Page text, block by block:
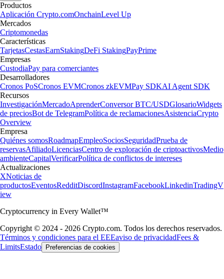
Productos
Aplicación Crypto.comOnchainLevel Up
Mercados
Criptomonedas
Características
TarjetasCestasEarnStakingDeFi StakingPayPrime
Empresas
CustodiaPay para comerciantes
Desarrolladores
Cronos PoSCronos EVMCronos zkEVMPay SDKAI Agent SDK
Recursos
InvestigaciónMercadoAprenderConversor BTC/USDGlosarioWidgets
de preciosBot de TelegramPolítica de reclamacionesAsistenciaCrypto
Overview
Empresa
Quiénes somosRoadmapEmpleoSociosSeguridadPrueba de
reservasAfiliadoLicenciasCentro de exploración de criptoactivosMedio
ambienteCapitalVerificarPolítica de conflictos de intereses
Actualizaciones
XNoticias de
productosEventosRedditDiscordInstagramFacebookLinkedinTradingV
iew
Cryptocurrency in Every Wallet™
Copyright © 2024 - 2026 Crypto.com. Todos los derechos reservados.
Términos y condiciones para el EEEaviso de privacidadFees &
LimitsEstado Preferencias de cookies